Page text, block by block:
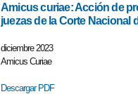
Amicus curiae: Acción de
juezas de la Corte Nacional
diciembre 2023
Amicus Curiae
Descargar PDF